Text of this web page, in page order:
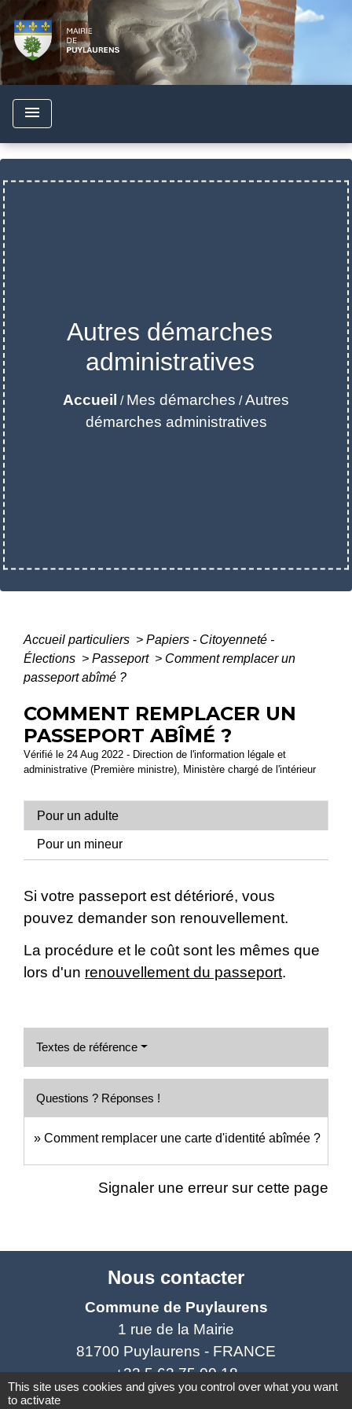
menu
Autres démarches
administratives
Accueil / Mes démarches /Autres
démarches administratives
Accueil particuliers > Papiers - Citoyenneté -
Élections > Passeport > Comment remplacer un
passeport abîmé ?
COMMENT REMPLACER UN
PASSEPORT ABÎMÉ ?
Vérifié le 24 Aug 2022 - Direction de l'information légale et
administrative (Première ministre), Ministère chargé de l'intérieur
Pour un adulte
Pour un mineur
Si votre passeport est détérioré, vous
pouvez demander son renouvellement.
La procédure et le coût sont les mêmes que
lors d'un renouvellement du passeport.
Textes de référence
Questions ? Réponses !
Comment remplacer une carte d'identité abîmée ?
Signaler une erreur sur cette page
Nous contacter
Commune de Puylaurens
1 rue de la Mairie
81700 Puylaurens - FRANCE
+33 5 63 75 00 18
This site uses cookies and gives you control over what you want
to activate